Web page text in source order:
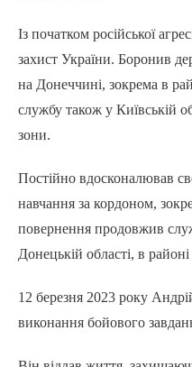
Із початком російської
захист України. Боронив
на Донеччині, зокрема в
службу також у Київській
зони.
Постійно вдосконалював
навчання за кордоном,
повернення продовжив
Донецькій області, в
12 березня 2023 року
виконання бойового